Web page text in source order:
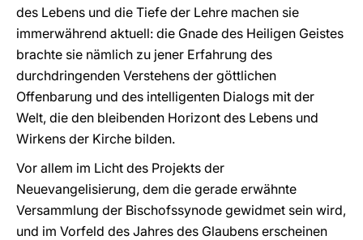
des Lebens und die Tiefe der Lehre machen sie
immerwährend aktuell: die Gnade des Heiligen Geistes
brachte sie nämlich zu jener Erfahrung des
durchdringenden Verstehens der göttlichen
Offenbarung und des intelligenten Dialogs mit der
Welt, die den bleibenden Horizont des Lebens und
Wirkens der Kirche bilden.
Vor allem im Licht des Projekts der
Neuevangelisierung, dem die gerade erwähnte
Versammlung der Bischofssynode gewidmet sein wird,
und im Vorfeld des Jahres des Glaubens erscheinen